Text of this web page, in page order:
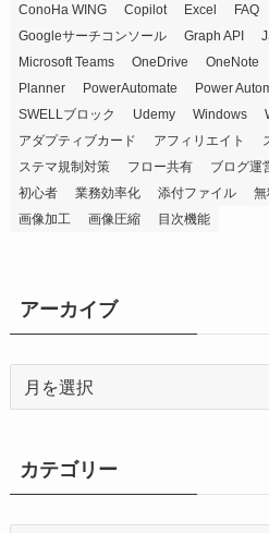
ConoHa WING Copilot Excel FAQ
Googleサーチコンソール
Graph API
Microsoft Teams
OneDrive OneNote
Planner
PowerAutomate Power
SWELLブロック
Udemy Windows
アダプティブカード
アフィリエイト
ステマ規制対策
フロー共有 ブログ運
初心者
業務効率化 添付ファイル 無
画像加工
画像圧縮 目次機能
アーカイブ
ブ
カテゴリー